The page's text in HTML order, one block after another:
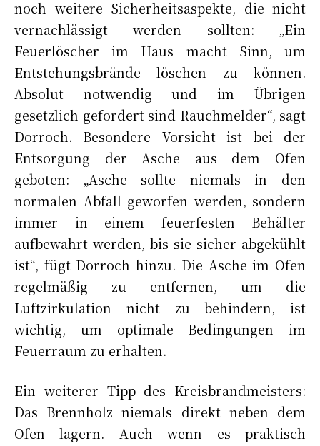
noch weitere Sicherheitsaspekte, die nicht
vernachlässigt werden sollten: „Ein
Feuerlöscher im Haus macht Sinn, um
Entstehungsbrände löschen zu können.
Absolut notwendig und im Übrigen
gesetzlich gefordert sind Rauchmelder“, sagt
Dorroch. Besondere Vorsicht ist bei der
Entsorgung der Asche aus dem Ofen
geboten: „Asche sollte niemals in den
normalen Abfall geworfen werden, sondern
immer in einem feuerfesten Behälter
aufbewahrt werden, bis sie sicher abgekühlt
ist“, fügt Dorroch hinzu. Die Asche im Ofen
regelmäßig zu entfernen, um die
Luftzirkulation nicht zu behindern, ist
wichtig, um optimale Bedingungen im
Feuerraum zu erhalten.
Ein weiterer Tipp des Kreisbrandmeisters:
Das Brennholz niemals direkt neben dem
Ofen lagern. Auch wenn es praktisch